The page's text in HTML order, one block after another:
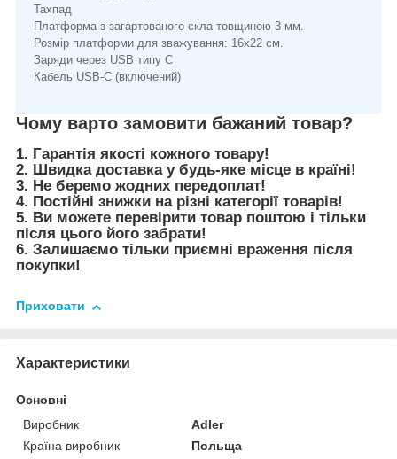
Тахпад
Платформа з загартованого скла товщиною 3 мм.
Розмір платформи для зважування: 16х22 см.
Заряди через USB типу C
Кабель USB-C (включений)
Чому варто замовити бажаний товар?
1. Гарантія якості кожного товару!
2. Швидка доставка у будь-яке місце в країні!
3. Не беремо жодних передоплат!
4. Постійні знижки на різні категорії товарів!
5. Ви можете перевірити товар поштою і тільки
після цього його забрати!
6. Залишаємо тільки приємні враження після
покупки!
Приховати
Характеристики
Основні
Виробник
Adler
Країна виробник
Польща